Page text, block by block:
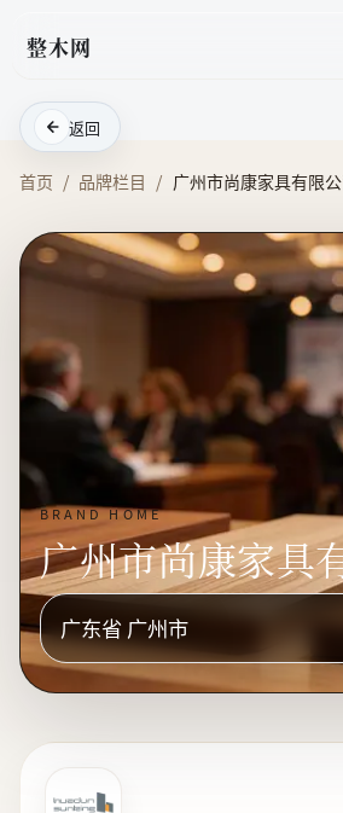
整木网
返回
首页 / 品牌栏目 / 广州市尚康家具有限
BRAND HOME
广州市尚康家具
广东省 广州市